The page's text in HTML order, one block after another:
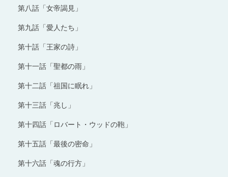
第八話「女帝謁見」
第九話「愛人たち」
第十話「王家の詩」
第十一話「聖都の雨」
第十二話「祖国に眠れ」
第十三話「兆し」
第十四話「ロバート・ウッドの鞄」
第十五話「最後の密命」
第十六話「魂の行方」